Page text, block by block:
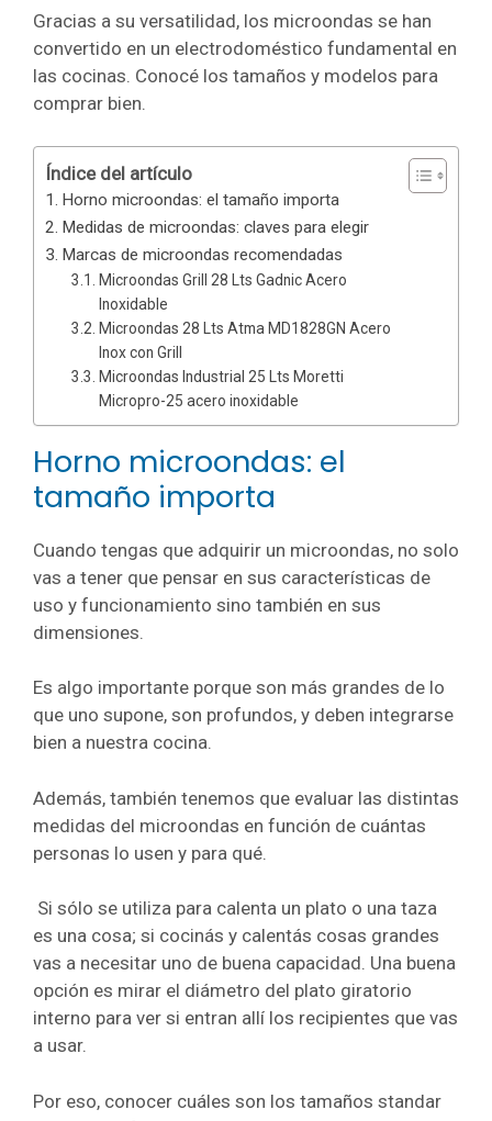
Gracias a su versatilidad, los microondas se han
convertido en un electrodoméstico fundamental en
las cocinas. Conocé los tamaños y modelos para
comprar bien.
Índice del artículo
Horno microondas: el tamaño importa
Medidas de microondas: claves para elegir
Marcas de microondas recomendadas
Microondas Grill 28 Lts Gadnic Acero
Inoxidable
Microondas 28 Lts Atma MD1828GN Acero
Inox con Grill
Microondas Industrial 25 Lts Moretti
Micropro-25 acero inoxidable
Horno microondas: el
tamaño importa
Cuando tengas que adquirir un microondas, no solo
vas a tener que pensar en sus características de
uso y funcionamiento sino también en sus
dimensiones.
Es algo importante porque son más grandes de lo
que uno supone, son profundos, y deben integrarse
bien a nuestra cocina.
Además, también tenemos que evaluar las distintas
medidas del microondas en función de cuántas
personas lo usen y para qué.
Si sólo se utiliza para calenta un plato o una taza
es una cosa; si cocinás y calentás cosas grandes
vas a necesitar uno de buena capacidad. Una buena
opción es mirar el diámetro del plato giratorio
interno para ver si entran allí los recipientes que vas
a usar.
Por eso, conocer cuáles son los tamaños standar